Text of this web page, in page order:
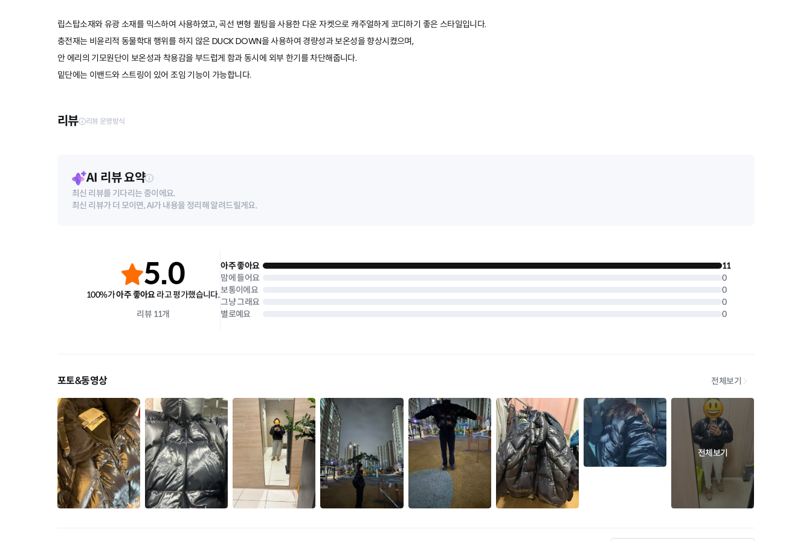
립스탑소재와 유광 소재를 믹스하여 사용하였고, 곡선 변형 퀼팅을 사용한 다운 자켓으로 캐주얼하게 코디하기 좋은 스타일입니다.
충전재는 비윤리적 동물학대 행위를 하지 않은 DUCK DOWN을 사용하여 경량성과 보온성을 향상시켰으며,
안 에리의 기모원단이 보온성과 착용감을 부드럽게 함과 동시에 외부 한기를 차단해줍니다.
밑단에는 이밴드와 스트링이 있어 조임 기능이 가능합니다.